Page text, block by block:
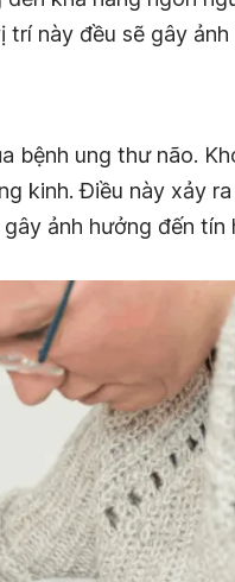
này đều sẽ gây ảnh
bệnh ung thư não.
kinh. Điều này xảy
ảnh hưởng đến tín